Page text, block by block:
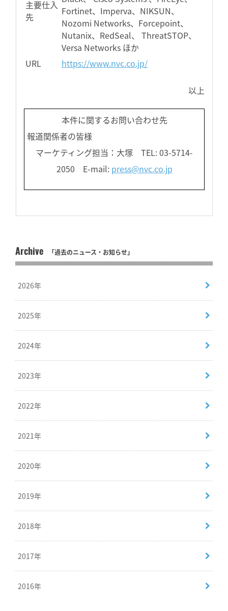
主要仕入
先
Fortinet、Imperva、NIKSUN、
Nozomi Networks、Forcepoint、
Nutanix、RedSeal、 ThreatSTOP、
Versa Networks ほか
URL
https://www.nvc.co.jp/
以上
本件に関するお問い合わせ先
報道関係者の皆様
マーケティング担当：大塚 TEL: 03-5714-
2050 E-mail: press@nvc.co.jp
Archive 「過去のニュース・お知らせ」
2026年
2025年
2024年
2023年
2022年
2021年
2020年
2019年
2018年
2017年
2016年